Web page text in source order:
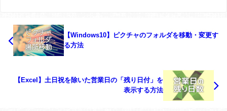
【Windows10】ピクチャのフォルダを移動・変更す
る方法
【Excel】土日祝を除いた営業日の「残り日付」を
表示する方法